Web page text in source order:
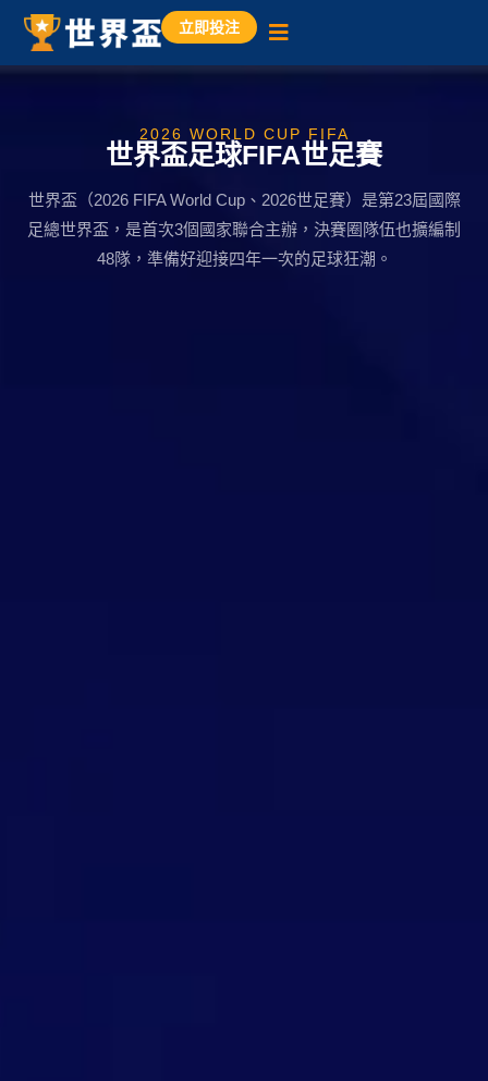
立即投注
2026 WORLD CUP FIFA
世界盃足球FIFA世足賽
世界盃（2026 FIFA World Cup、2026世足賽）是第23屆國際
足總世界盃，是首次3個國家聯合主辦，決賽圈隊伍也擴編制
48隊，準備好迎接四年一次的足球狂潮。